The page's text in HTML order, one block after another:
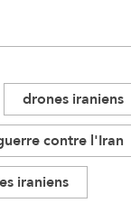
drones iraniens
contre l'Iran
iraniens